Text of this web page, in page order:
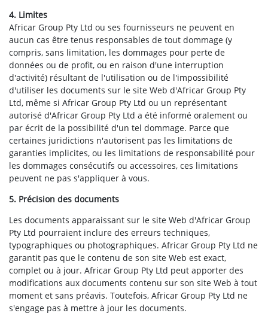
4. Limites
Africar Group Pty Ltd ou ses fournisseurs ne peuvent en
aucun cas être tenus responsables de tout dommage (y
compris, sans limitation, les dommages pour perte de
données ou de profit, ou en raison d'une interruption
d'activité) résultant de l'utilisation ou de l'impossibilité
d'utiliser les documents sur le site Web d'Africar Group Pty
Ltd, même si Africar Group Pty Ltd ou un représentant
autorisé d'Africar Group Pty Ltd a été informé oralement ou
par écrit de la possibilité d'un tel dommage. Parce que
certaines juridictions n'autorisent pas les limitations de
garanties implicites, ou les limitations de responsabilité pour
les dommages consécutifs ou accessoires, ces limitations
peuvent ne pas s'appliquer à vous.
5. Précision des documents
Les documents apparaissant sur le site Web d'Africar Group
Pty Ltd pourraient inclure des erreurs techniques,
typographiques ou photographiques. Africar Group Pty Ltd ne
garantit pas que le contenu de son site Web est exact,
complet ou à jour. Africar Group Pty Ltd peut apporter des
modifications aux documents contenu sur son site Web à tout
moment et sans préavis. Toutefois, Africar Group Pty Ltd ne
s'engage pas à mettre à jour les documents.